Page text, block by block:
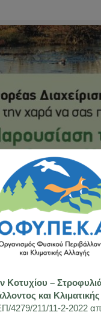
Κοτυχίου –
και
4279/211/11-2-2022